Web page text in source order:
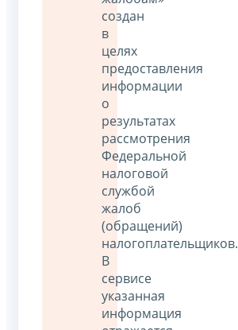
создан
в
целях
предоставления
информации
о
результатах
рассмотрения
Федеральной
налоговой
службой
жалоб
(обращений)
налогоплательщиков.
В
сервисе
указанная
информация